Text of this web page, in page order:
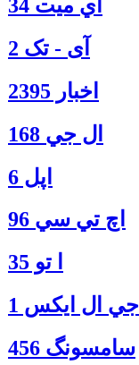
آي ميت 34
آی - تک 2
اخبار 2395
ال جي 168
اپل 6
اچ تي سي 96
ا‍ تو 35
جي ال ايكس 1
سامسونگ 456